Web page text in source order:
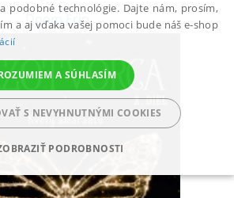
Doom Erin
podobné technológie. Dajte nám, prosím,
a aj vďaka vašej pomoci bude náš e-shop
A SÚHLASÍM
S NEVYHNUTNÝMI COOKIES
PODROBNOSTI
ANALYTICKÉ MARKETINGOVÉ